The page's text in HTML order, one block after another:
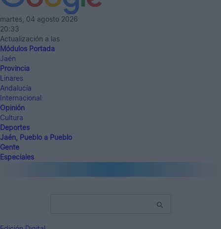
martes, 04 agosto 2026
20:33
Actualización a las
Módulos Portada
Jaén
Provincia
Linares
Andalucía
Internacional
Opinión
Cultura
Deportes
Jaén, Pueblo a Pueblo
Gente
Especiales